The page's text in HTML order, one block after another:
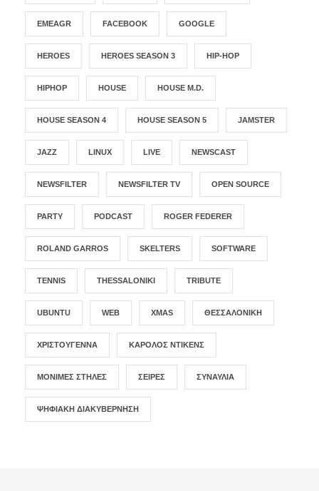
EMEAGR FACEBOOK GOOGLE
HEROES HEROES SEASON 3 HIP-HOP
HIPHOP HOUSE HOUSE M.D.
HOUSE SEASON 4 HOUSE SEASON 5 JAMSTER
JAZZ LINUX LIVE NEWSCAST
NEWSFILTER NEWSFILTER TV OPEN SOURCE
PARTY PODCAST ROGER FEDERER
ROLAND GARROS SKELTERS SOFTWARE
TENNIS THESSALONIKI TRIBUTE
UBUNTU WEB XMAS ΘΕΣΣΑΛΟΝΊΚΗ
ΧΡΙΣΤΟΎΓΕΝΝΑ ΚΆΡΟΛΟΣ ΝΤΊΚΕΝΣ
ΜΌΝΙΜΕΣ ΣΤΉΛΕΣ ΣΕΙΡΈΣ ΣΥΝΑΥΛΊΑ
ΨΗΦΙΑΚΉ ΔΙΑΚΥΒΈΡΝΗΣΗ